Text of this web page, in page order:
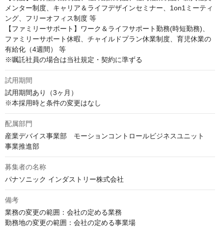
メンター制度、キャリア＆ライフデザインセミナー、1on1ミーティ
ング、フリーオフィス制度 等
【ファミリーサポート】ワーク＆ライフサポート勤務(時短勤務)、
ファミリーサポート休暇、チャイルドプラン休業制度、育児休業の
有給化（4週間） 等
※嘱託社員の場合は当社規定・契約に準ずる
試用期間
試用期間あり（3ヶ月）
※本採用時と条件の変更はなし
配属部門
産業デバイス事業部　モーションコントロールビジネスユニット
事業推進部
募集者の名称
パナソニック インダストリー株式会社
備考
業務の変更の範囲：会社の定める業務
勤務地の変更の範囲：会社の定める事業場